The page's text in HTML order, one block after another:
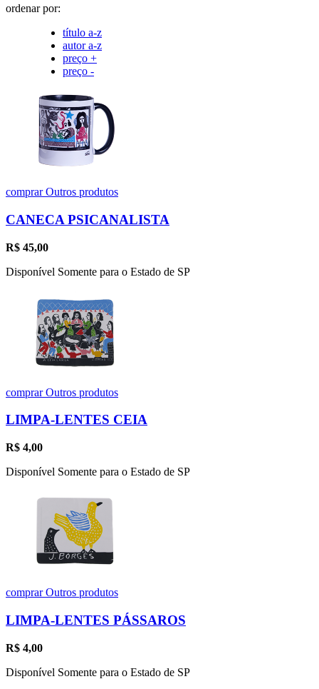
ordenar por:
título a-z
autor a-z
preço +
preço -
comprarOutros produtos
CANECA PSICANALISTA
R$ 45,00
Disponível Somente para o Estado de SP
comprarOutros produtos
LIMPA-LENTES CEIA
R$ 4,00
Disponível Somente para o Estado de SP
comprarOutros produtos
LIMPA-LENTES PÁSSAROS
R$ 4,00
Disponível Somente para o Estado de SP